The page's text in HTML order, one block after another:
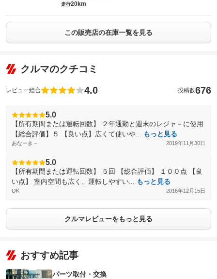
走行20km
この販売店の在庫一覧を見る
クルマのクチコミ
レビュー総合 4.0 投稿数676
5.0
【所有期間または運転回数】 ２年通勤と週末のレジャ－に使用
【総合評価】５ 【良い点】広くて使いや...
もっと見る
あなーき－ 2019年11月30日
5.0
【所有期間または運転回数】 ５回 【総合評価】 １００点 【良
い点】 室内空間も広く、運転しやすい...
もっと見る
OK 2016年12月15日
クルマレビューをもっと見る
おすすめ記事
パーツ取付・交換